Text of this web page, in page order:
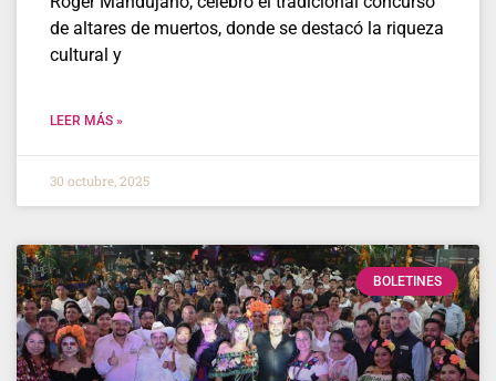
de altares de muertos, donde se destacó la riqueza
cultural y
LEER MÁS »
30 octubre, 2025
BOLETINES